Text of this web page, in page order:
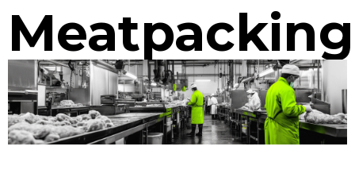
Meatpacking